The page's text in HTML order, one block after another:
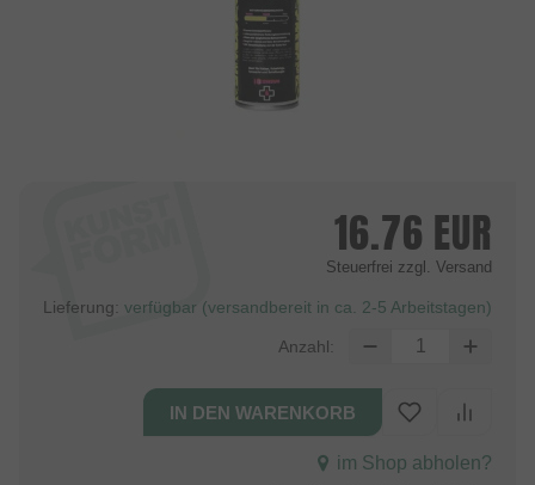
16.76 EUR
Steuerfrei zzgl. Versand
Lieferung: verfügbar (versandbereit in ca. 2-5 Arbeitstagen)
Anzahl:
im Shop abholen?